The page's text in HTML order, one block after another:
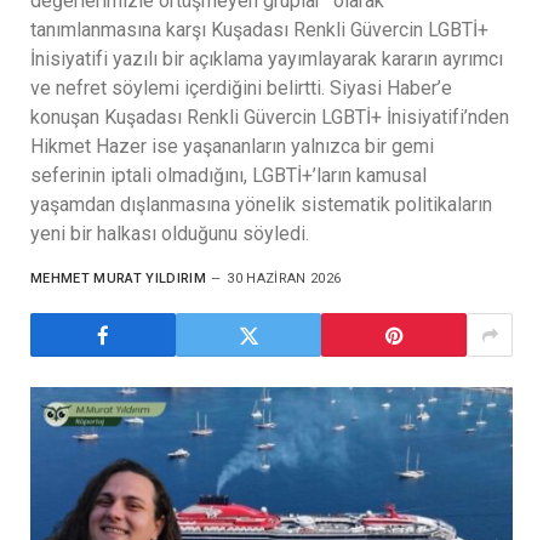
tanımlanmasına karşı Kuşadası Renkli Güvercin LGBTİ+
İnisiyatifi yazılı bir açıklama yayımlayarak kararın ayrımcı
ve nefret söylemi içerdiğini belirtti. Siyasi Haber’e
konuşan Kuşadası Renkli Güvercin LGBTİ+ İnisiyatifi’nden
Hikmet Hazer ise yaşananların yalnızca bir gemi
seferinin iptali olmadığını, LGBTİ+’ların kamusal
yaşamdan dışlanmasına yönelik sistematik politikaların
yeni bir halkası olduğunu söyledi.
MEHMET MURAT YILDIRIM 30 HAZIRAN 2026